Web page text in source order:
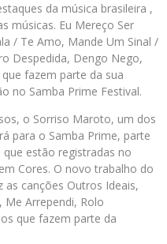
da música brasileira ,
músicas. Eu Mereço Ser
/ Te Amo, Mande Um Sinal /
Despedida, Dengo Nego,
fazem parte da sua
no Samba Prime Festival.
o Sorriso Maroto, um dos
para o Samba Prime, parte
estão registradas no
Cores. O novo trabalho do
canções Outros Ideais,
Me Arrependi, Rolo
que fazem parte da